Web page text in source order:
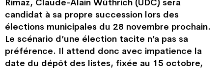
Rimaz, Claude-Alain Wüthrich (UDC) sera
candidat à sa propre succession lors des
élections municipales du 28 novembre prochain.
Le scénario d’une élection tacite n’a pas sa
préférence. Il attend donc avec impatience la
date du dépôt des listes, fixée au 15 octobre,